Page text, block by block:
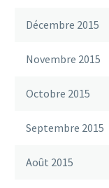
Décembre 2015
Novembre 2015
Octobre 2015
Septembre 2015
Août 2015